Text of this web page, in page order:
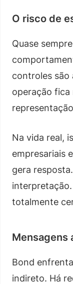
O risco de
Quase
controles são
operação fica
Na vida real,
empresariais
gera
totalmente
Mensagens
Bond
indireto. Há